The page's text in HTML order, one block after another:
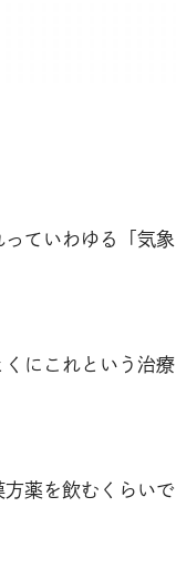
ていわゆる「気象
にこれという治療
薬を飲むくらいで